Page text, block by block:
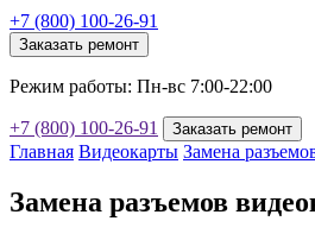
+7 (800) 100-26-91
Заказать ремонт
Режим работы: Пн-вс 7:00-22:00
+7 (800) 100-26-91 Заказать ремонт
Главная Видеокарты Замена
Замена разъемов